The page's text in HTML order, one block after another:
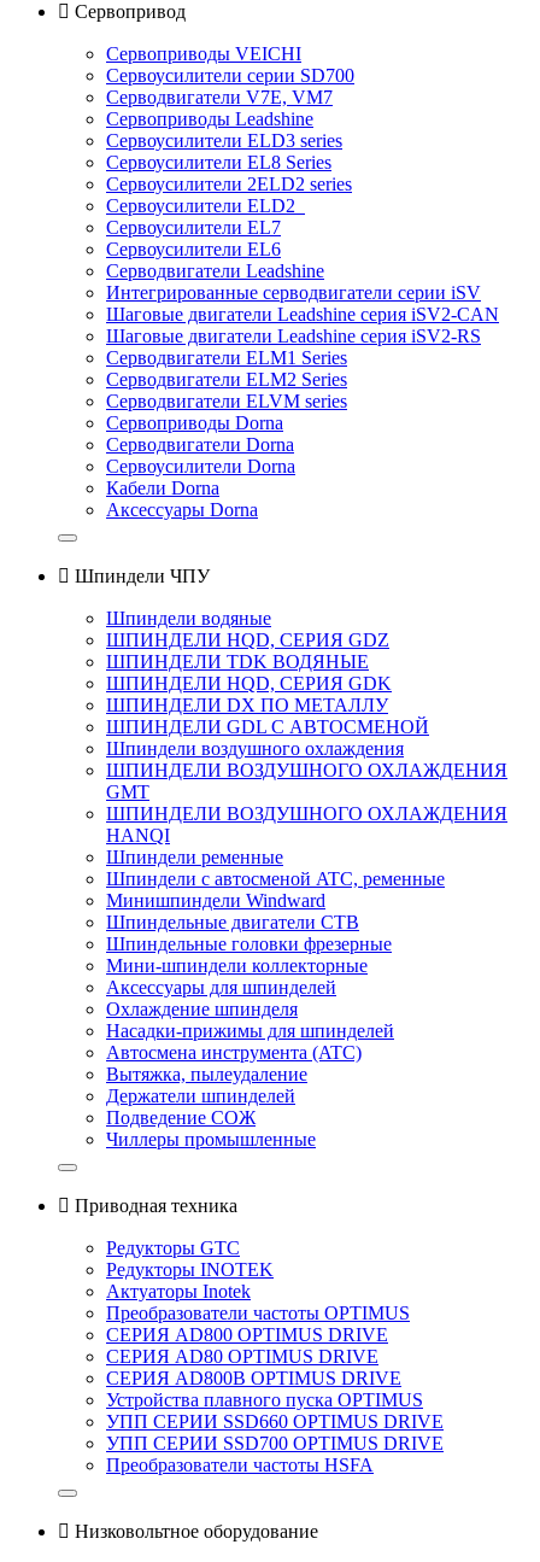
 Сервопривод
Сервоприводы VEICHI
Сервоусилители серии SD700
Серводвигатели V7E, VM7
Сервоприводы Leadshine
Сервоусилители ELD3 series
Сервоусилители EL8 Series
Сервоусилители 2ELD2 series
Сервоусилители ELD2
Сервоусилители EL7
Сервоусилители EL6
Серводвигатели Leadshine
Интегрированные серводвигатели серии iSV
Шаговые двигатели Leadshine серия iSV2-CAN
Шаговые двигатели Leadshine серия iSV2-RS
Серводвигатели ELM1 Series
Серводвигатели ELM2 Series
Серводвигатели ELVM series
Сервоприводы Dorna
Серводвигатели Dorna
Сервоусилители Dorna
Кабели Dorna
Аксессуары Dorna
 Шпиндели ЧПУ
Шпиндели водяные
ШПИНДЕЛИ HQD, СЕРИЯ GDZ
ШПИНДЕЛИ TDK ВОДЯНЫЕ
ШПИНДЕЛИ HQD, СЕРИЯ GDK
ШПИНДЕЛИ DX ПО МЕТАЛЛУ
ШПИНДЕЛИ GDL С АВТОСМЕНОЙ
Шпиндели воздушного охлаждения
ШПИНДЕЛИ ВОЗДУШНОГО ОХЛАЖДЕНИЯ
GMT
ШПИНДЕЛИ ВОЗДУШНОГО ОХЛАЖДЕНИЯ
HANQI
Шпиндели ременные
Шпиндели с автосменой ATC, ременные
Минишпиндели Windward
Шпиндельные двигатели СТВ
Шпиндельные головки фрезерные
Мини-шпиндели коллекторные
Аксессуары для шпинделей
Охлаждение шпинделя
Насадки-прижимы для шпинделей
Автосмена инструмента (ATC)
Вытяжка, пылеудаление
Держатели шпинделей
Подведение СОЖ
Чиллеры промышленные
 Приводная техника
Редукторы GTC
Редукторы INOTEK
Актуаторы Inotek
Преобразователи частоты OPTIMUS
СЕРИЯ AD800 OPTIMUS DRIVE
СЕРИЯ AD80 OPTIMUS DRIVE
СЕРИЯ AD800B OPTIMUS DRIVE
Устройства плавного пуска OPTIMUS
УПП СЕРИИ SSD660 OPTIMUS DRIVE
УПП СЕРИИ SSD700 OPTIMUS DRIVE
Преобразователи частоты HSFA
 Низковольтное оборудование